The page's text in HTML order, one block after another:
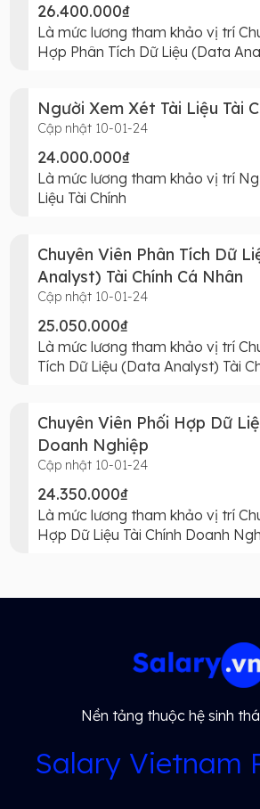
26.400.000₫
Là mức lương tham khảo vị trí
Hợp Phân Tích Dữ Liệu (Data
Người Xem Xét Tài Liệu Tài
Cập nhật 10-01-24
24.000.000₫
Là mức lương tham khảo vị trí
Liệu Tài Chính
Chuyên Viên Phân Tích Dữ
Analyst) Tài Chính Cá Nhân
Cập nhật 10-01-24
25.050.000₫
Là mức lương tham khảo vị trí
Tích Dữ Liệu (Data Analyst) Tài
Chuyên Viên Phối Hợp Dữ
Doanh Nghiệp
Cập nhật 10-01-24
24.350.000₫
Là mức lương tham khảo vị trí
Hợp Dữ Liệu Tài Chính Doanh
Nền tảng thuộc hệ sinh
Salary Vietnam